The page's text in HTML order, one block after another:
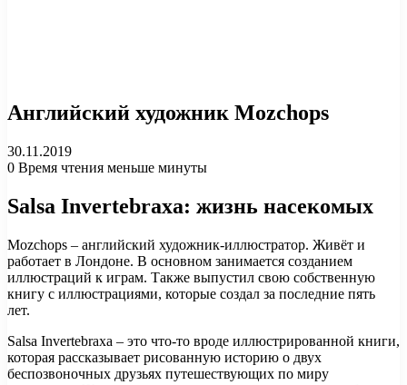
Английский художник Mozchops
30.11.2019
0 Время чтения меньше минуты
Salsa Invertebraxa: жизнь насекомых
Mozchops – английский художник-иллюстратор. Живёт и
работает в Лондоне. В основном занимается созданием
иллюстраций к играм. Также выпустил свою собственную
книгу с иллюстрациями, которые создал за последние пять
лет.
Salsa Invertebraxa – это что-то вроде иллюстрированной книги,
которая рассказывает рисованную историю о двух
беспозвоночных друзьях путешествующих по миру